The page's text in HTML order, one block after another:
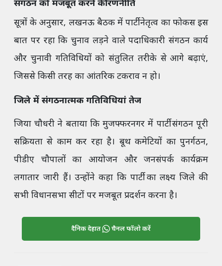
संगठन को मजबूत करने की रणनीति
सूत्रों के अनुसार, लखनऊ बैठक में पार्टी नेतृत्व का फोकस इस
बात पर रहा कि चुनाव लड़ने वाले पदाधिकारी संगठन कार्य
और चुनावी गतिविधियों को संतुलित तरीके से आगे बढ़ाएं,
जिससे किसी तरह का आंतरिक टकराव न हो।
जिले में संगठनात्मक गतिविधियां तेज
जिया चौधरी ने बताया कि मुजफ्फरनगर में पार्टी संगठन पूरी
सक्रियता से काम कर रहा है। बूथ कमेटियों का पुनर्गठन,
पीडीए चौपालों का आयोजन और जनसंपर्क कार्यक्रम
लगातार जारी हैं। उन्होंने कहा कि पार्टी का लक्ष्य जिले की
सभी विधानसभा सीटों पर मजबूत प्रदर्शन करना है।
दैनिक देहात चैनल फॉलो करें